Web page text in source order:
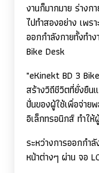
งานก็มากมาย ร่าง
ไปทำสองอย่าง เพร
ออกกำลังกายทั้งทำ
Bike Desk
"eKinekt BD 3
สร้างวิถีชีวิตที่ยั่งยืน
ปั่นของผู้ใช้เพื่อจ่าย
อิเล็กทรอนิกส์ ทำใ
ระหว่างการออกกำ
หน้าต่างๆ ผ่าน จอ